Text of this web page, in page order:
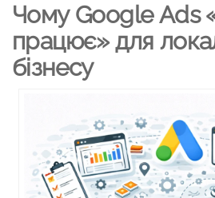
Чому Google Ads
працює» для
бізнесу